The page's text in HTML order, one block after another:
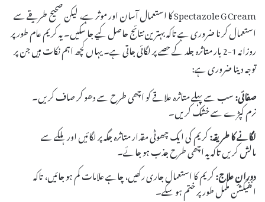
Spectazole G Cream کا استعمال آسان اور موثر ہے، لیکن صحیح طریقے سے
استعمال کرنا ضروری ہے تاکہ بہترین نتائج حاصل کیے جا سکیں۔ یہ کریم عام طور پر
روزانہ 1-2 بار متاثرہ جلد کے حصے پر لگائی جاتی ہے۔ یہاں کچھ اہم نکات ہیں جن پر
توجہ دینا ضروری ہے:
صفائی:سب سے پہلے متاثرہ علاقے کو اچھی طرح سے دھو کر صاف کریں۔
نرم کپڑے سے خشک کریں۔
لگانے کا طریقہ:کریم کی ایک چھوٹی مقدار متاثرہ جگہ پر لگائیں اور ہلکے سے
مالش کریں تاکہ یہ اچھی طرح جذب ہو جائے۔
دورانِ علاج:کریم کا استعمال جاری رکھیں، چاہے علامات کم ہو جائیں، تاکہ
انفیکشن مکمل طور پر ختم ہو سکے۔